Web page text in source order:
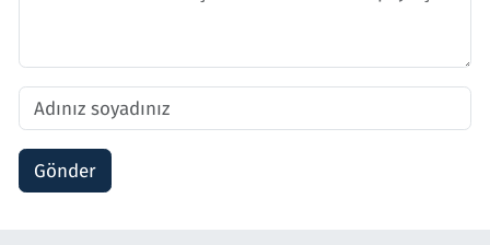
Gönder